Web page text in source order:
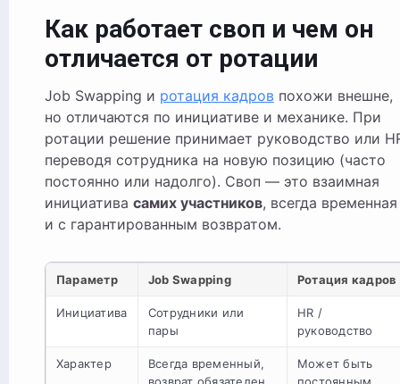
Как работает своп и чем он
отличается от ротации
Job Swapping и ротация кадров похожи внешне,
но отличаются по инициативе и механике. При
ротации решение принимает руководство или
переводя сотрудника на новую позицию (часто
постоянно или надолго). Своп — это взаимная
инициатива самих участников, всегда временная
и с гарантированным возвратом.
Параметр Job Swapping Ротация кадров
Инициатива
Сотрудники или
пары
HR /
руководство
Характер
Всегда временный,
возврат обязателен
Может быть
постоянным